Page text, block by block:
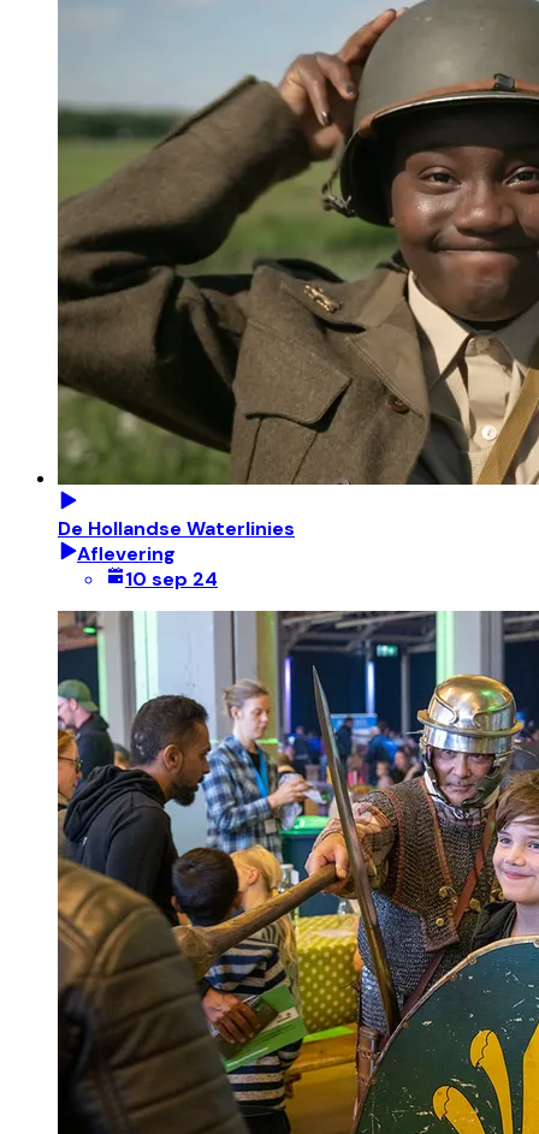
De Hollandse Waterlinies
Aflevering
10 sep 24